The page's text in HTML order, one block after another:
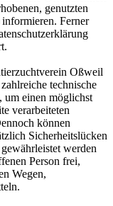
genutzten
informieren. Ferner
Oßweil
technische
um einen möglichst
verarbeiteten
können
Sicherheitslücken
werden
Person frei,
Wegen,